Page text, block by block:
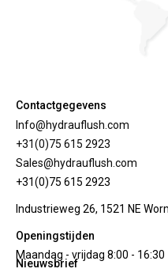
Contactgegevens
Info@hydrauflush.com
+31(0)75 615 2923
Sales@hydrauflush.com
+31(0)75 615 2923
Industrieweg 26, 1521 NE
Openingstijden
Maandag - vrijdag 8:00 - 16:30
Nieuwsbrief